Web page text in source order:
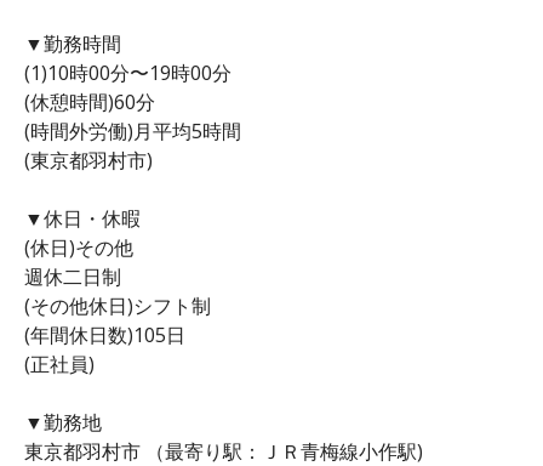
▼勤務時間
(1)10時00分〜19時00分
(休憩時間)60分
(時間外労働)月平均5時間
(東京都羽村市)
▼休日・休暇
(休日)その他
週休二日制
(その他休日)シフト制
(年間休日数)105日
(正社員)
▼勤務地
東京都羽村市 （最寄り駅：ＪＲ青梅線小作駅)